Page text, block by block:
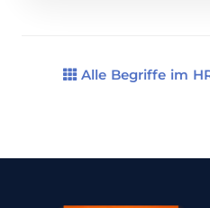
strukturierte
Alle Begriffe im